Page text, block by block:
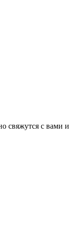
свяжутся с вами и